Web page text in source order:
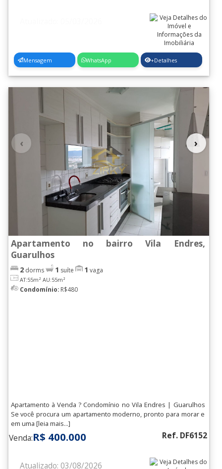
Mensagem WhatsApp +Detalhes
‹ ›
Apartamento no bairro Vila Endres,
Guarulhos
2 dorms 1 suíte 1 vaga
AT:55m² AU:55m²
Condomínio: R$480
Apartamento à Venda ? Condomínio no Vila Endres | Guarulhos
Se você procura um apartamento moderno, pronto para morar e
em uma [leia mais...]
Venda:R$ 400.000 Ref. DF6152
Atualizado: 03/08/2026